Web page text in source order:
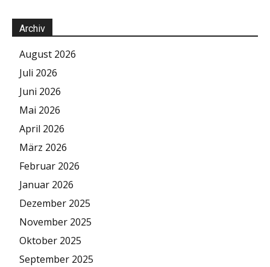
Archiv
August 2026
Juli 2026
Juni 2026
Mai 2026
April 2026
März 2026
Februar 2026
Januar 2026
Dezember 2025
November 2025
Oktober 2025
September 2025